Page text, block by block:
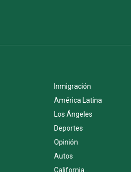
Inmigración
América Latina
Los Ángeles
Deportes
Opinión
Autos
California